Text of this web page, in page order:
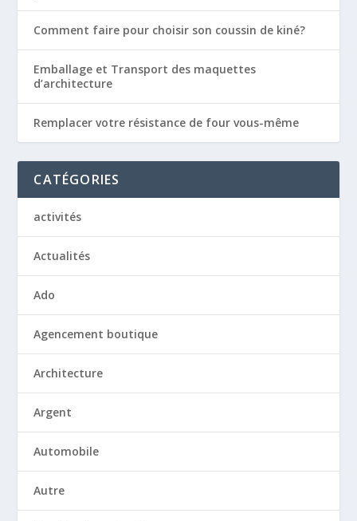
Comment faire pour choisir son coussin de kiné?
Emballage et Transport des maquettes
d’architecture
Remplacer votre résistance de four vous-même
CATÉGORIES
activités
Actualités
Ado
Agencement boutique
Architecture
Argent
Automobile
Autre